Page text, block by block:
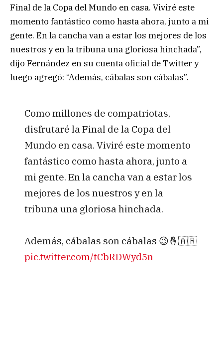
Final de la Copa del Mundo en casa. Viviré este
momento fantástico como hasta ahora, junto a mi
gente. En la cancha van a estar los mejores de los
nuestros y en la tribuna una gloriosa hinchada”,
dijo Fernández en su cuenta oficial de Twitter y
luego agregó: “Además, cábalas son cábalas”.
Como millones de compatriotas,
disfrutaré la Final de la Copa del
Mundo en casa. Viviré este momento
fantástico como hasta ahora, junto a
mi gente. En la cancha van a estar los
mejores de los nuestros y en la
tribuna una gloriosa hinchada.
Además, cábalas son cábalas 😉🤞🇦🇷
pic.twitter.com/tCbRDWyd5n